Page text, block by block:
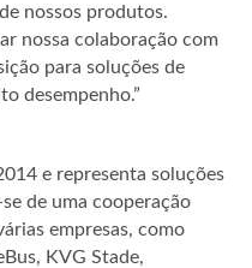
nossos produtos.
nossa colaboração com
para soluções de
desempenho.”
e representa soluções
de uma cooperação
empresas, como
KVG Stade,